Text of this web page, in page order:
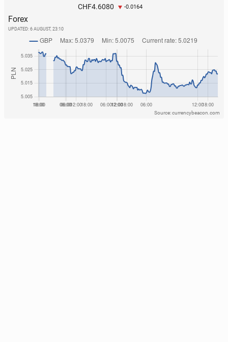
CHF4.6080 -0.0164
Forex
UPDATED: 6 AUGUST, 23:10
Source: currencybeacon.com